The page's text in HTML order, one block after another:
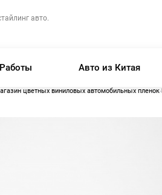
авто.
Работы Авто из Китая
цветных виниловых автомобильных пленок